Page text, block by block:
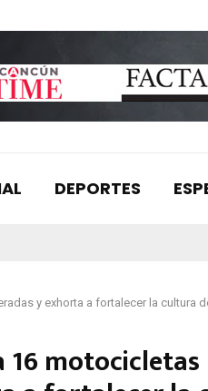
DEPORTES
y exhorta a fortalecer la cultura
16 motocicletas